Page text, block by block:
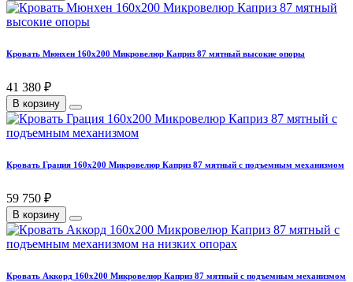
Кровать Мюнхен 160х200 Микровелюр Каприз 87 мятный высокие опоры
41 380 ₽
В корзину
Кровать Грация 160х200 Микровелюр Каприз 87 мятный с подъемным механизмом
59 750 ₽
В корзину
Кровать Аккорд 160х200 Микровелюр Каприз 87 мятный с подъемным механизмом